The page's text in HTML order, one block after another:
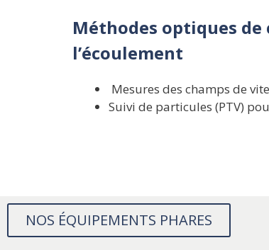
Méthodes optiques
l’écoulement
Mesures des champs de
Suivi de particules (PTV)
NOS ÉQUIPEMENTS PHARES